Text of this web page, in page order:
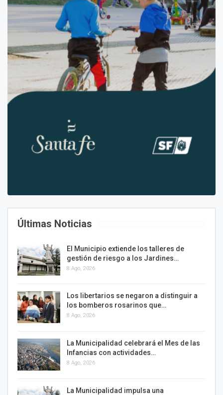
Últimas Noticias
El Municipio extiende los talleres de
gestión de riesgo a los Jardines…
8 Ago, 2026
Los libertarios se negaron a distinguir a
los bomberos rosarinos que…
8 Ago, 2026
La Municipalidad celebrará el Mes de las
Infancias con actividades…
8 Ago, 2026
La Municipalidad impulsa una